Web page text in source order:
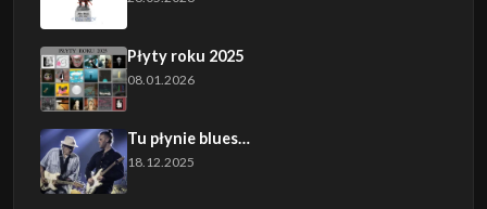
Płyty roku 2025
08.01.2026
Tu płynie blues…
18.12.2025